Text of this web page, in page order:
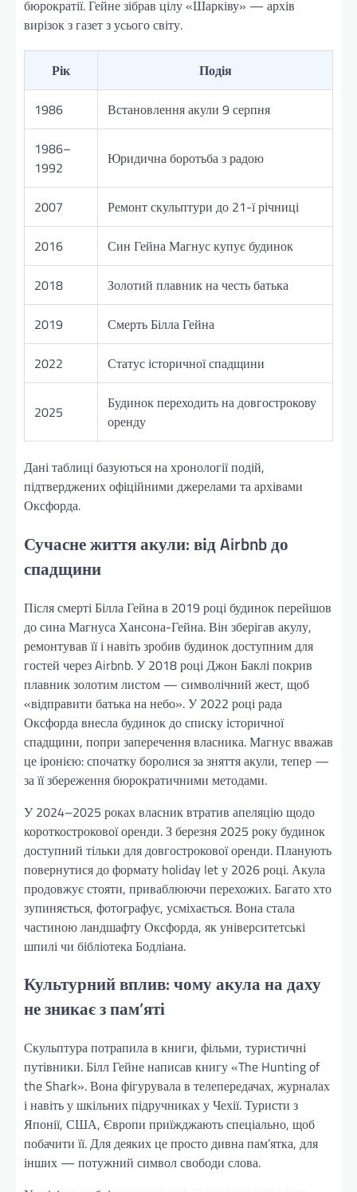
бюрократії. Гейне зібрав цілу «Шарківу» — архів
вирізок з газет з усього світу.
Рік Подія
1986 Встановлення акули 9 серпня
1986–
1992
Юридична боротьба з радою
2007 Ремонт скульптури до 21-ї річниці
2016 Син Гейна Магнус купує будинок
2018 Золотий плавник на честь батька
2019 Смерть Білла Гейна
2022 Статус історичної спадщини
2025
Будинок переходить на довгострокову
оренду
Дані таблиці базуються на хронології подій,
підтверджених офіційними джерелами та архівами
Оксфорда.
Сучасне життя акули: від Airbnb до
спадщини
Після смерті Білла Гейна в 2019 році будинок перейшов
до сина Магнуса Хансона-Гейна. Він зберігав акулу,
ремонтував її і навіть зробив будинок доступним для
гостей через Airbnb. У 2018 році Джон Баклі покрив
плавник золотим листом — символічний жест, щоб
«відправити батька на небо». У 2022 році рада
Оксфорда внесла будинок до списку історичної
спадщини, попри заперечення власника. Магнус вважав
це іронією: спочатку боролися за зняття акули, тепер —
за її збереження бюрократичними методами.
У 2024–2025 роках власник втратив апеляцію щодо
короткострокової оренди. З березня 2025 року будинок
доступний тільки для довгострокової оренди. Планують
повернутися до формату holiday let у 2026 році. Акула
продовжує стояти, приваблюючи перехожих. Багато хто
зупиняється, фотографує, усміхається. Вона стала
частиною ландшафту Оксфорда, як університетські
шпилі чи бібліотека Бодліана.
Культурний вплив: чому акула на даху
не зникає з пам’яті
Скульптура потрапила в книги, фільми, туристичні
путівники. Білл Гейне написав книгу «The Hunting of
the Shark». Вона фігурувала в телепередачах, журналах
і навіть у шкільних підручниках у Чехії. Туристи з
Японії, США, Європи приїжджають спеціально, щоб
побачити її. Для деяких це просто дивна пам’ятка, для
інших — потужний символ свободи слова.